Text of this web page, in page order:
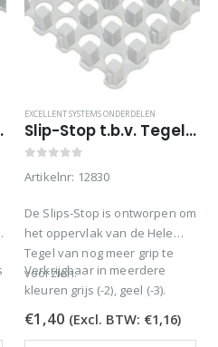
grijs
EXCELLENT SYSTEMS ONDERDELEN
Slip-Stop t.b.v. Tegels grijs
Artikelnr: 12830
De Slips-Stop is ontworpen om
het oppervlak van de Hele
Tegel van nog meer grip te
voorzien.
Verkrijgbaar in meerdere
kleuren grijs (-2), geel (-3).
€1,40 (Excl. BTW: €1,16)